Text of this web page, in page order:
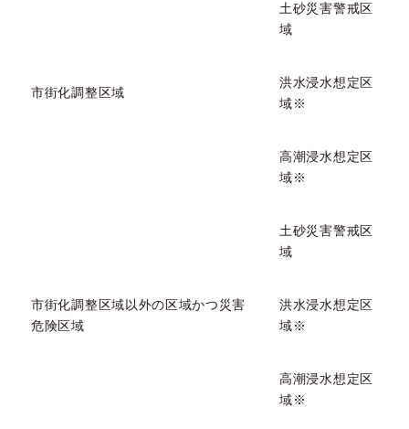
市街化調整区域
土砂災害警戒区
域
洪水浸水想定区
域※
高潮浸水想定区
域※
市街化調整区域以外の区域かつ災害
危険区域
土砂災害警戒区
域
洪水浸水想定区
域※
高潮浸水想定区
域※